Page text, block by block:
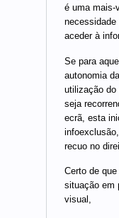
é uma mais-
necessidade
aceder à
Se para
autonomia
utilização do
seja
ecrã, esta
recuo no
Certo de
situação em
visual,